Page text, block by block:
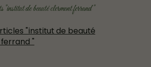
"institut de beauté clermont ferrand "
"institut de beauté
"